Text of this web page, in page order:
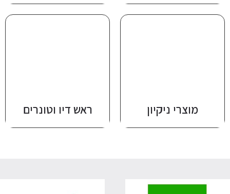
מוצרי ניקיון ראש דיו וטונרים